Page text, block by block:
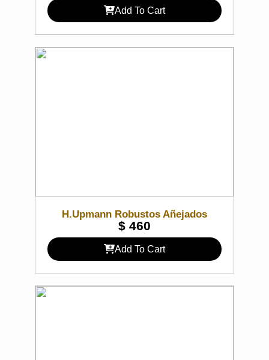
Add To Cart
H.Upmann Robustos Añejados
$ 460
Add To Cart